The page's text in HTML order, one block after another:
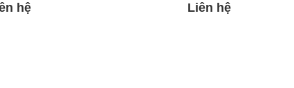
hệ Liên hệ